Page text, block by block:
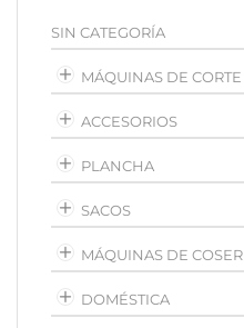
SIN CATEGORÍA
MÁQUINAS DE CORTE
ACCESORIOS
PLANCHA
SACOS
MÁQUINAS DE COSER
DOMÉSTICA